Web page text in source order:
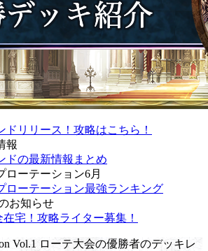
ドリリース！攻略はこちら！
報
ドの最新情報まとめ
ローテーション6月
ローテーション最強ランキング
お知らせ
宅！攻略ライター募集！
Vol.1 ローテ大会の優勝者のデッキレ